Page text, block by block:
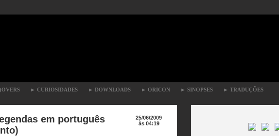
► CURIOSIDADES ► DOWNLOADS ► ORICON ► SINOPSES ► TRADUÇÕES
em português
25/06/2009
às 04:19